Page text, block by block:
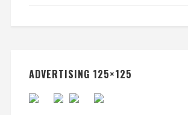
ADVERTISING 125×125